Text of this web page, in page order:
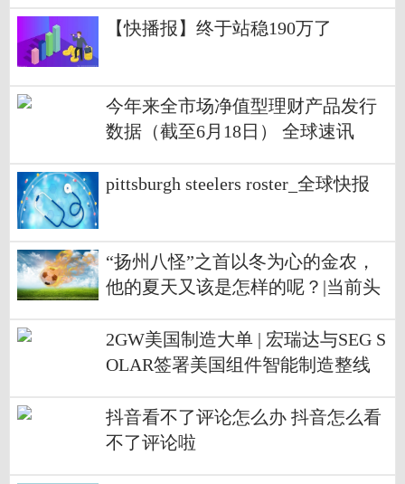
【快播报】终于站稳190万了
今年来全市场净值型理财产品发行
数据（截至6月18日） 全球速讯
pittsburgh steelers roster_全球快报
“扬州八怪”之首以冬为心的金农，
他的夏天又该是怎样的呢？|当前头
2GW美国制造大单 | 宏瑞达与SEG S
OLAR签署美国组件智能制造整线
抖音看不了评论怎么办 抖音怎么看
不了评论啦